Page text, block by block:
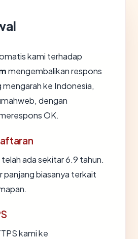
kami terhadap
mengembalikan respons
mengarah ke Indonesia,
dengan
OK.
ada sekitar 6.9 tahun.
panjang biasanya terkait
kami ke